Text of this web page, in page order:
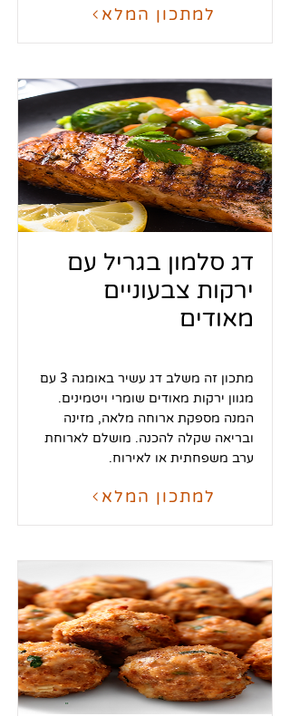
למתכון המלא
דג סלמון בגריל עם
ירקות צבעוניים
מאודים
מתכון זה משלב דג עשיר באומגה 3 עם
מגוון ירקות מאודים שומרי ויטמינים.
המנה מספקת ארוחה מלאה, מזינה
ובריאה שקלה להכנה. מושלם לארוחת
ערב משפחתית או לאירוח.
למתכון המלא